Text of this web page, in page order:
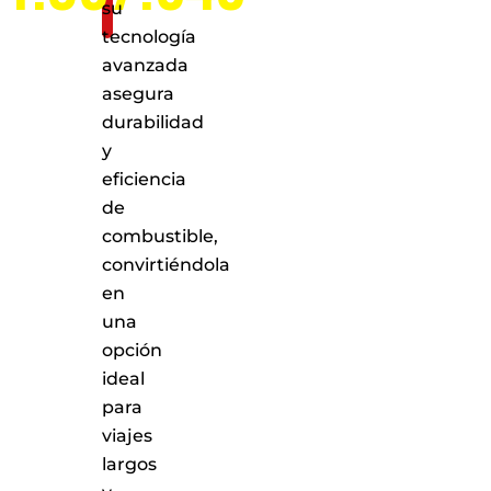
su
tecnología
avanzada
asegura
durabilidad
y
eficiencia
de
combustible,
convirtiéndola
en
una
opción
ideal
para
viajes
largos